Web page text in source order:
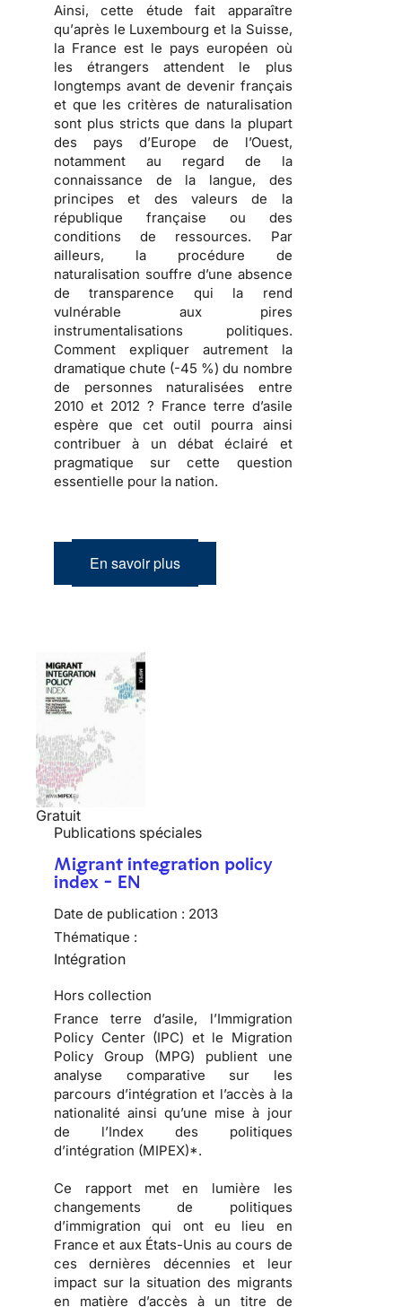
Ainsi, cette étude fait apparaître
qu’après le Luxembourg et la Suisse,
la France est le pays européen où
les étrangers attendent le plus
longtemps avant de devenir français
et que les critères de naturalisation
sont plus stricts que dans la plupart
des pays d’Europe de l’Ouest,
notamment au regard de la
connaissance de la langue, des
principes et des valeurs de la
république française ou des
conditions de ressources. Par
ailleurs, la procédure de
naturalisation souffre d’une absence
de transparence qui la rend
vulnérable aux pires
instrumentalisations politiques.
Comment expliquer autrement la
dramatique chute (-45 %) du nombre
de personnes naturalisées entre
2010 et 2012 ? France terre d’asile
espère que cet outil pourra ainsi
contribuer à un débat éclairé et
pragmatique sur cette question
essentielle pour la nation.
En savoir plus
Gratuit
Publications spéciales
Migrant integration policy
index - EN
Date de publication : 2013
Thématique :
Intégration
Hors collection
France terre d’asile, l’Immigration
Policy Center (IPC) et le Migration
Policy Group (MPG) publient une
analyse comparative sur les
parcours d’intégration et l’accès à la
nationalité ainsi qu’une mise à jour
de l’Index des politiques
d’intégration (MIPEX)*.
Ce rapport met en lumière les
changements de politiques
d’immigration qui ont eu lieu en
France et aux États-Unis au cours de
ces dernières décennies et leur
impact sur la situation des migrants
en matière d’accès à un titre de